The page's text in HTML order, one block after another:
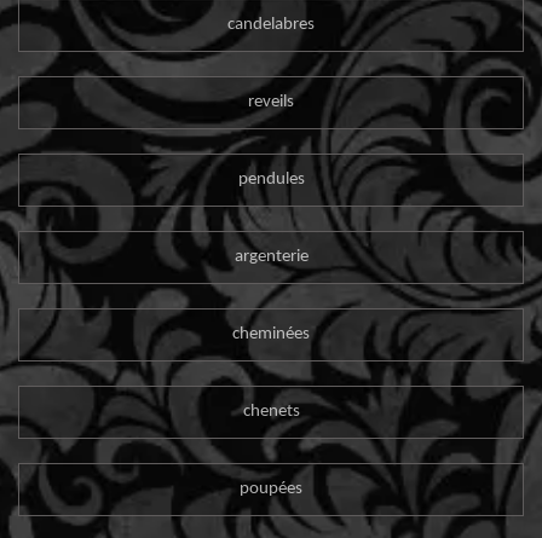
candelabres
reveils
pendules
argenterie
cheminées
chenets
poupées